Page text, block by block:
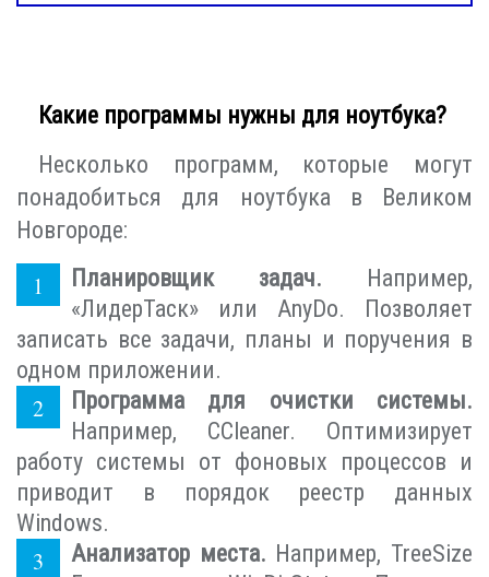
Какие программы нужны для ноутбука?
Несколько программ, которые могут
понадобиться для ноутбука в Великом
Новгороде:
Планировщик задач. Например,
«ЛидерТаск» или AnyDo. Позволяет
записать все задачи, планы и поручения в
одном приложении.
Программа для очистки системы.
Например, CCleaner. Оптимизирует
работу системы от фоновых процессов и
приводит в порядок реестр данных
Windows.
Анализатор места. Например, TreeSize